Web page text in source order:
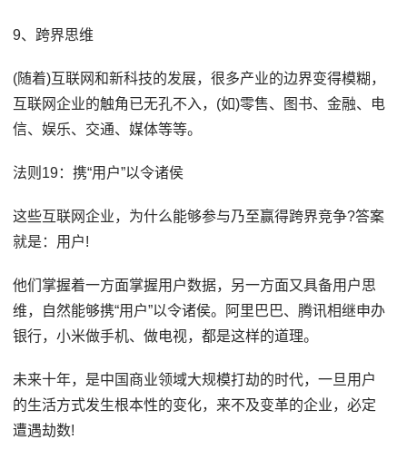
9、跨界思维
(随着)互联网和新科技的发展，很多产业的边界变得模糊，
互联网企业的触角已无孔不入，(如)零售、图书、金融、电
信、娱乐、交通、媒体等等。
法则19：携“用户”以令诸侯
这些互联网企业，为什么能够参与乃至赢得跨界竞争?答案
就是：用户!
他们掌握着一方面掌握用户数据，另一方面又具备用户思
维，自然能够携“用户”以令诸侯。阿里巴巴、腾讯相继申办
银行，小米做手机、做电视，都是这样的道理。
未来十年，是中国商业领域大规模打劫的时代，一旦用户
的生活方式发生根本性的变化，来不及变革的企业，必定
遭遇劫数!